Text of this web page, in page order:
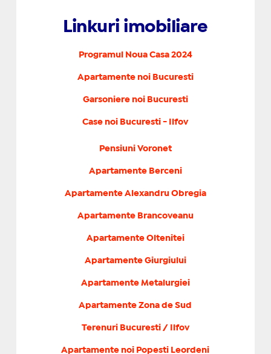
Linkuri imobiliare
Programul Noua Casa 2024
Apartamente noi Bucuresti
Garsoniere noi Bucuresti
Case noi Bucuresti - Ilfov
Pensiuni Voronet
Apartamente Berceni
Apartamente Alexandru Obregia
Apartamente Brancoveanu
Apartamente Oltenitei
Apartamente Giurgiului
Apartamente Metalurgiei
Apartamente Zona de Sud
Terenuri Bucuresti / Ilfov
Apartamente noi Popesti Leordeni